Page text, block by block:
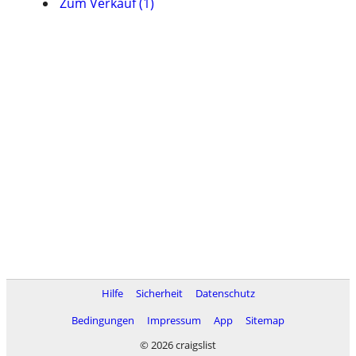
Hilfe Sicherheit
Datenschutz
Bedingungen
Impressum App
Sitemap
© 2026 craigslist